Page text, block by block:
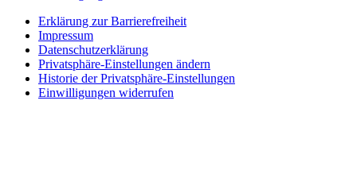
Erklärung zur Barrierefreiheit
Impressum
Datenschutzerklärung
Privatsphäre-Einstellungen ändern
Historie der Privatsphäre-Einstellungen
Einwilligungen widerrufen